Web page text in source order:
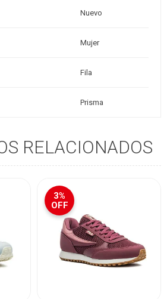
Nuevo
Mujer
Fila
Prisma
RELACIONADOS
3%
OFF